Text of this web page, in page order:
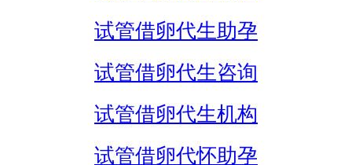
试管借卵代生助孕
试管借卵代生咨询
试管借卵代生机构
试管借卵代怀助孕